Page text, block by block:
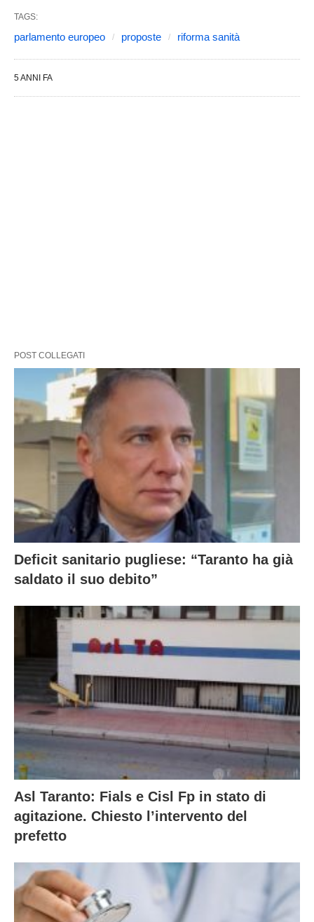
TAGS:
parlamento europeo proposte riforma sanità
5 ANNI FA
POST COLLEGATI
Deficit sanitario pugliese: “Taranto ha già
saldato il suo debito”
Asl Taranto: Fials e Cisl Fp in stato di
agitazione. Chiesto l’intervento del
prefetto